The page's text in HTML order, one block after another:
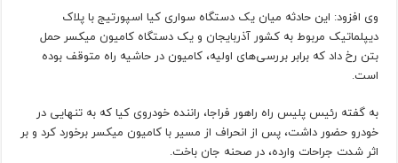
وی افزود: این حادثه میان یک دستگاه سواری کیا اسپورتیج با پلاک
دیپلماتیک مربوط به کشور آذربایجان و یک دستگاه کامیون میکسر حمل
بتن رخ داد که برابر بررسی‌های اولیه، کامیون در حاشیه راه متوقف بوده
است.
به گفته رئیس پلیس راه راهور فراجا، راننده خودروی کیا که به تنهایی در
خودرو حضور داشت، پس از انحراف از مسیر با کامیون میکسر برخورد کرد و بر
اثر شدت جراحات وارده، در صحنه جان باخت.